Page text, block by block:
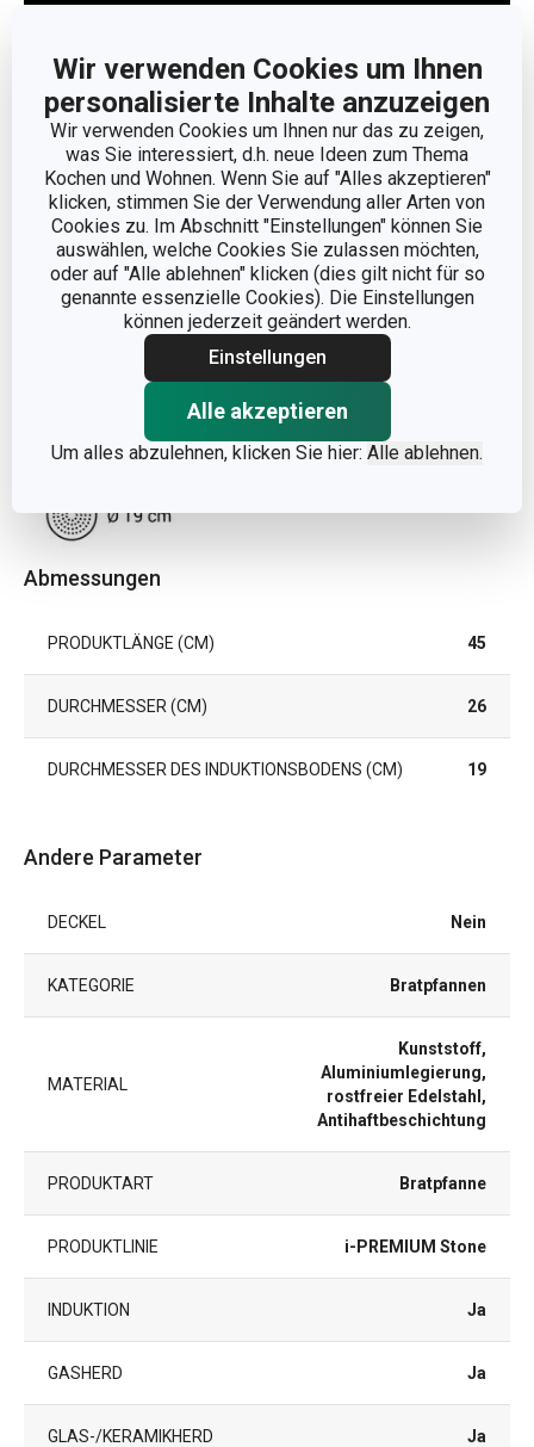
Wir verwenden Cookies um Ihnen
personalisierte Inhalte anzuzeigen
Wir verwenden Cookies um Ihnen nur das zu zeigen,
was Sie interessiert, d.h. neue Ideen zum Thema
Kochen und Wohnen. Wenn Sie auf "Alles akzeptieren"
klicken, stimmen Sie der Verwendung aller Arten von
Cookies zu. Im Abschnitt "Einstellungen" können Sie
auswählen, welche Cookies Sie zulassen möchten,
oder auf "Alle ablehnen" klicken (dies gilt nicht für so
genannte essenzielle Cookies). Die Einstellungen
können jederzeit geändert werden.
Einstellungen
Alle akzeptieren
Um alles abzulehnen, klicken Sie hier: Alle ablehnen.
Weniger anzeigen
Abmessungen
PRODUKTLÄNGE (CM) 45
DURCHMESSER (CM) 26
DURCHMESSER DES INDUKTIONSBODENS (CM) 19
Andere Parameter
DECKEL Nein
KATEGORIE Bratpfannen
MATERIAL
Kunststoff,
Aluminiumlegierung,
rostfreier Edelstahl,
Antihaftbeschichtung
PRODUKTART Bratpfanne
PRODUKTLINIE i-PREMIUM Stone
INDUKTION Ja
GASHERD Ja
GLAS-/KERAMIKHERD Ja